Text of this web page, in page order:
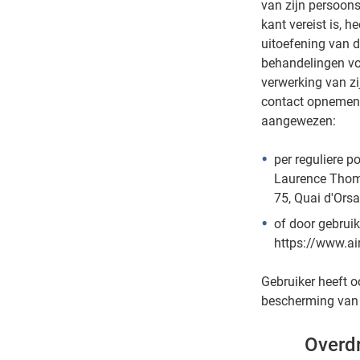
van zijn
kant vereist is,
uitoefening van
behandelingen
verwerking van
contact
aangewezen:
per reguliere
Laurence
75, Quai
of door
https://
Gebruiker heeft
bescherming